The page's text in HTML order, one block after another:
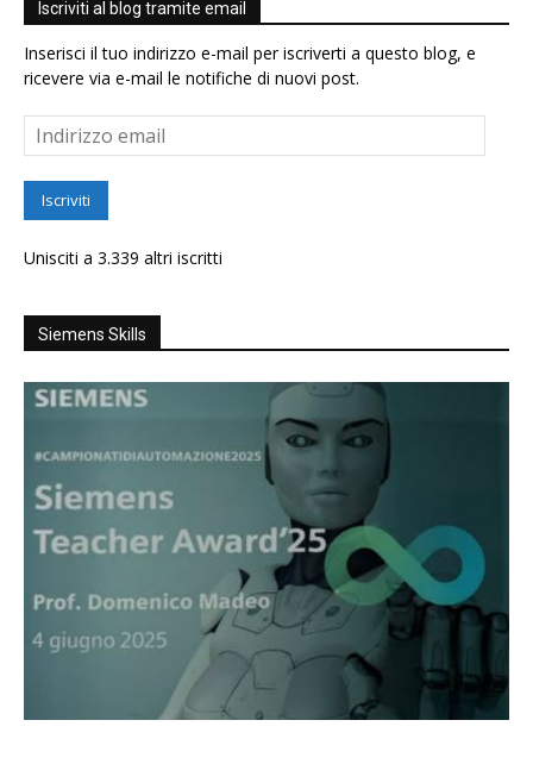
Iscriviti al blog tramite email
Inserisci il tuo indirizzo e-mail per iscriverti a questo blog, e
ricevere via e-mail le notifiche di nuovi post.
Indirizzo
email
Iscriviti
Unisciti a 3.339 altri iscritti
Siemens Skills